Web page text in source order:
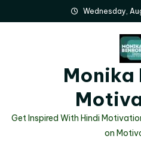
to
Wednesday,
Monika
Get Inspired With Hindi
on